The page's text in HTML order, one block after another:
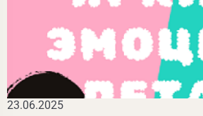
23.06.2025